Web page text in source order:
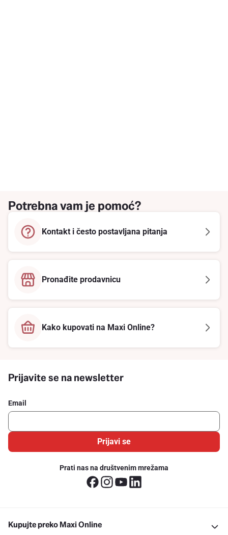
Potrebna vam je pomoć?
Kontakt i često postavljana pitanja
Pronađite prodavnicu
Kako kupovati na Maxi Online?
Prijavite se na newsletter
Email
Prijavi se
Prati nas na društvenim mrežama
Kupujte preko Maxi Online